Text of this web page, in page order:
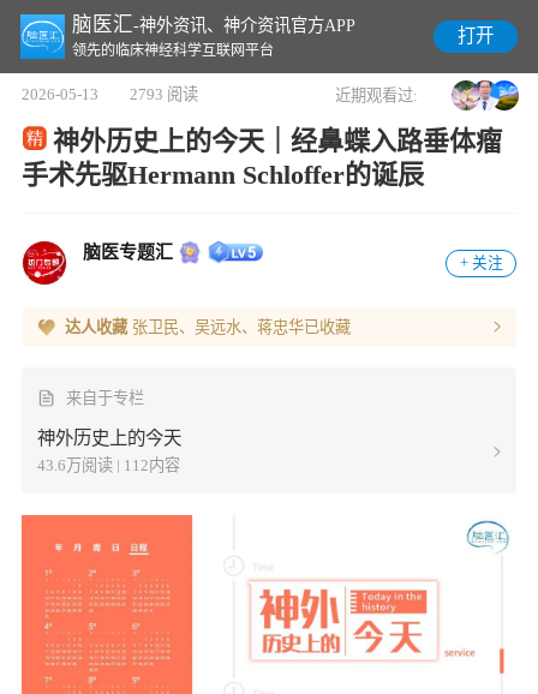
脑医汇-神外资讯、神介资讯官方APP
领先的临床神经科学互联网平台
打开
2026-05-13 2793 阅读 近期观看过:
​神外历史上的今天｜经鼻蝶入路垂体瘤
手术先驱Hermann Schloffer的诞辰
脑医专题汇
+ 关注
达人收藏 张卫民、吴远水、蒋忠华已收藏
来自于专栏
神外历史上的今天
43.6万阅读 | 112内容